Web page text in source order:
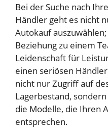
Bei der Suche nach
Händler geht es nicht
Autokauf
Beziehung zu einem
Leidenschaft für
einen seriösen
nicht nur Zugriff auf
Lagerbestand,
die Modelle, die Ihren
entsprechen.